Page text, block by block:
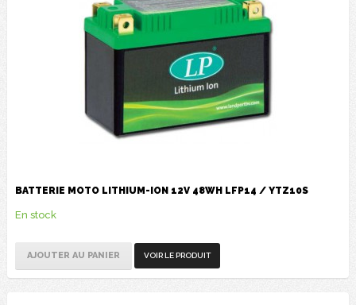
BATTERIE MOTO LITHIUM-ION 12V 48WH LFP14 / YTZ10S
En stock
AJOUTER AU PANIER VOIR LE PRODUIT